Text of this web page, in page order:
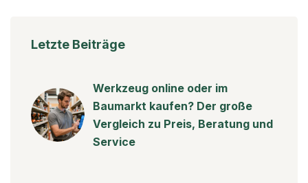
Letzte Beiträge
Werkzeug online oder im
Baumarkt kaufen? Der große
Vergleich zu Preis, Beratung und
Service